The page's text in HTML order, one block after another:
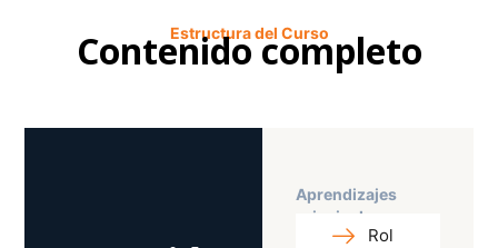
Estructura del Curso
Contenido completo
Aprendizajes
principales
Rol